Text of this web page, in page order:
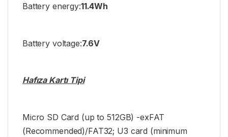
Battery energy:11.4Wh
Battery voltage:7.6V
Hafıza Kartı Tipi
Micro SD Card (up to 512GB) -exFAT
(Recommended)/FAT32; U3 card (minimum